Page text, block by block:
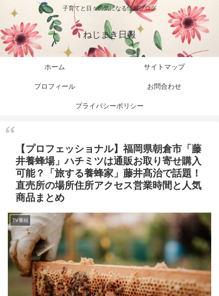
子育てと日々の気になる情報ブログ
ねじまき日報
ホーム サイトマップ
プロフィール お問合わせ
プライバシーポリシー
【プロフェッショナル】福岡県朝倉市「藤
井養蜂場」ハチミツは通販お取り寄せ購入
可能？「旅する養蜂家」藤井髙治で話題！
直売所の場所住所アクセス営業時間と人気
商品まとめ
TV番組